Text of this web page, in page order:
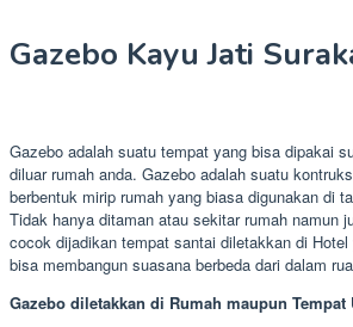
Gazebo Kayu Jati
Gazebo adalah suatu tempat yang bisa dipakai
diluar rumah anda. Gazebo adalah suatu
berbentuk mirip rumah yang biasa digunakan di
Tidak hanya ditaman atau sekitar rumah namun
cocok dijadikan tempat santai diletakkan di
bisa membangun suasana berbeda dari dalam
Gazebo diletakkan di Rumah maupun Tempat